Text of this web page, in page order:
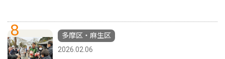
8
多摩区・麻生区
2026.02.06